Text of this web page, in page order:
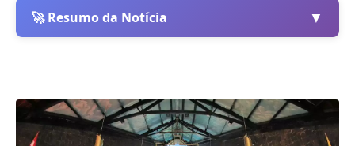
🚀 Resumo da Notícia ▼